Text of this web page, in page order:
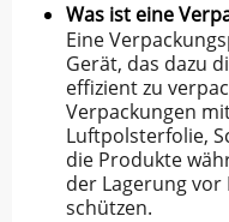
Was ist eine
Eine
Gerät, das dazu
effizient zu
Verpackungen
Luftpolsterfolie,
die Produkte
der Lagerung vor
schützen.